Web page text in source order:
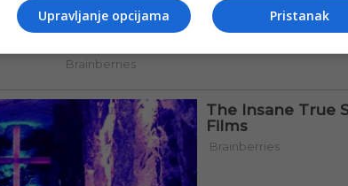
Pristanak
Upravljanje opcijama